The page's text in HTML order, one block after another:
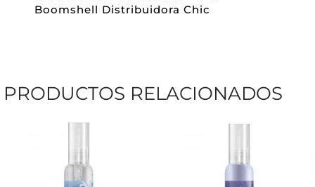
Boomshell Distribuidora Chic
PRODUCTOS RELACIONADOS